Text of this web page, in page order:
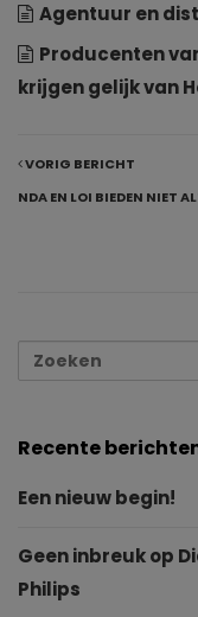
Agentuur en
Producenten
krijgen gelijk van
VORIG BERICHT
NDA EN LOI BIEDEN NIET
Recente
Een nieuw begin!
Geen inbreuk op
Philips